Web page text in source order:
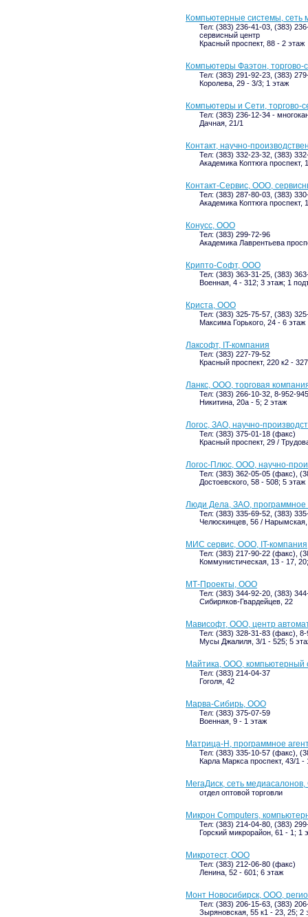
Компьютерные системы, сеть
Тел: (383) 236-41-03, (383)
сервисный центр
Красный проспект, 88 - 2 этаж
Компьютеры Фаэтон, торгово-
Тел: (383) 291-92-23, (383)
Королева, 29 - 3/3; 1 этаж
Компьютеры и Сети, торгово-
Тел: (383) 236-12-34 -
Дачная, 21/1
Контакт, научно-
Тел: (383) 332-23-32, (383)
Академика Коптюга проспект,
Контакт-Сервис, ООО,
Тел: (383) 287-80-03, (383)
Академика Коптюга проспект,
Конусс, ООО
Тел: (383) 299-72-96
Академика Лаврентьева
Крипто-Софт, ООО
Тел: (383) 363-31-25, (383)
Военная, 4 - 312; 3 этаж; 1
Криста, ООО
Тел: (383) 325-75-57, (383)
Максима Горького, 24 - 6 этаж
Лаксофт, IT-компания
Тел: (383) 227-79-52
Красный проспект, 220 к2 -
Ланкс, ООО, торговая
Тел: (383) 266-10-32, 8-952-
Никитина, 20а - 5; 2 этаж
Логос, ЗАО, научно-
Тел: (383) 375-01-18 (факс)
Красный проспект, 29 /
Логос-Плюс, ООО, научно-
Тел: (383) 362-05-05 (факс),
Достоевского, 58 - 508; 5 этаж
Люди Дела, ЗАО, программное
Тел: (383) 335-69-52, (383)
Челюскинцев, 56 /
МИС сервис, ООО, IT-компания
Тел: (383) 217-90-22 (факс),
Коммунистическая, 13 - 17,
МТ-Проекты, ООО
Тел: (383) 344-92-20, (383)
Сибиряков-Гвардейцев, 22
Мависофт, ООО, центр
Тел: (383) 328-31-83 (факс),
Мусы Джалиля, 3/1 - 525; 5
Майтика, ООО, компьютерный
Тел: (383) 214-04-37
Гоголя, 42
Марва-Сибирь, ООО
Тел: (383) 375-07-59
Военная, 9 - 1 этаж
Матрица-Н, программное
Тел: (383) 335-10-57 (факс),
Карла Маркса проспект, 43/1 -
МегаДиск, сеть
отдел оптовой торговли
Микрон Computers,
Тел: (383) 214-04-80, (383)
Горский микрорайон, 61 - 1; 1
Микротест, ООО
Тел: (383) 212-06-80 (факс)
Ленина, 52 - 601; 6 этаж
Монт Новосибирск, ООО,
Тел: (383) 206-15-63, (383)
Зыряновская, 55 к1 - 23, 25; 2